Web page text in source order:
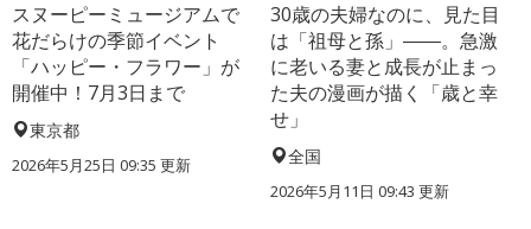
スヌーピーミュージアムで
花だらけの季節イベント
「ハッピー・フラワー」が
開催中！7月3日まで
東京都
2026年5月25日 09:35 更新
30歳の夫婦なのに、見た目
は「祖母と孫」――。急激
に老いる妻と成長が止まっ
た夫の漫画が描く「歳と幸
せ」
全国
2026年5月11日 09:43 更新